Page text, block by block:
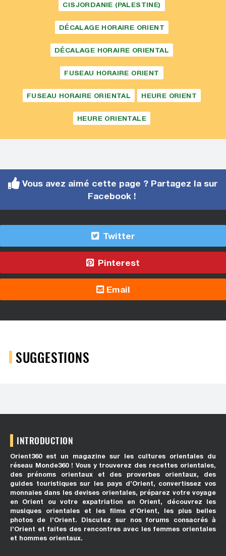
CISJORDANIE (PALESTINE)
DÉCALAGE HORAIRE ORIENT
DÉCALAGE HORAIRE ORIENTAL
FUSEAU HORAIRE ORIENT
FUSEAU HORAIRE ORIENTAL HEURE ORIENT
HEURE ORIENTALE
Vous avez aimé cette page ? Partagez la sur
Facebook !
Twitter
Pinterest
Email
SUGGESTIONS
INTRODUCTION
Orient360 est un magazine sur les cultures orientales du
réseau Monde360 ! Vous y trouverez des recettes orientales,
des prénoms orientaux et des proverbes orientaux, des
guides touristiques sur les pays d’Orient, convertissez vos
monnaies dans les devises orientales, préparez votre voyage
en Orient ou votre expatriation en Orient, découvrez les
musiques orientales et les films d’Orient, les plus belles
photos de l’Orient. Discutez sur nos forums consacrés à
l’Orient et faites des rencontres avec les femmes orientales
et hommes orientaux.